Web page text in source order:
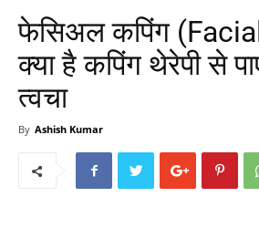
फेसिअल कपिंग
क्या है कपिंग थेरेपी से
त्वचा
By Ashish Kumar